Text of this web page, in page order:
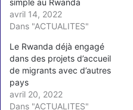
simple au Rwanda
avril 14, 2022
Dans "ACTUALITES"
Le Rwanda déjà engagé
dans des projets d’accueil
de migrants avec d’autres
pays
avril 20, 2022
Dans "ACTUALITES"